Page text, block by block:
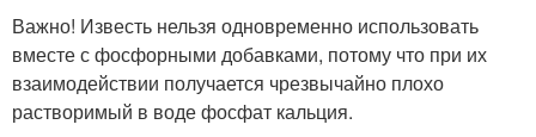
Важно! Известь нельзя одновременно использовать
вместе с фосфорными добавками, потому что при их
взаимодействии получается чрезвычайно плохо
растворимый в воде фосфат кальция.